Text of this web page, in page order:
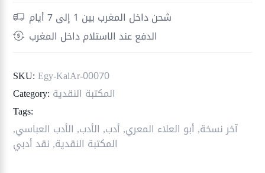
أبي
العلاء
في
شحن داخل المغرب بين 1 إلى 7 أيام
الدفع عند الاستلام داخل المغرب
SKU: Egy-KalAr-00070
Category: المكتبة النقدية
Tags:
آخر نسخة,أبو العلاء المعري,أدب, الأدب, الأدب العباسي,
المكتبة النقدية,نقد أدبي